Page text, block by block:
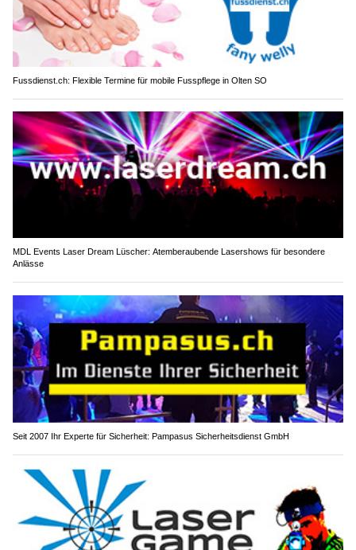
Fussdienst.ch: Flexible Termine für mobile Fusspflege in Olten SO
MDL Events Laser Dream Lüscher: Atemberaubende Lasershows für besondere
Anlässe
Seit 2007 Ihr Experte für Sicherheit: Pampasus Sicherheitsdienst GmbH